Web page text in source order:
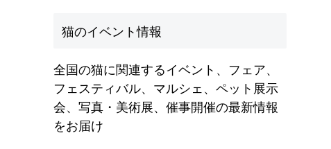
猫のイベント情報
全国の猫に関連するイベント、フェア、
フェスティバル、マルシェ、ペット展示
会、写真・美術展、催事開催の最新情報
をお届け